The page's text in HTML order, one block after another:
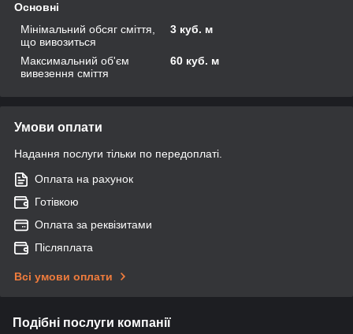
Основні
Мінімальний обсяг сміття,
що вивозиться
3 куб. м
Максимальний об'єм
вивезення сміття
60 куб. м
Умови оплати
Надання послуги тільки по передоплаті.
Оплата на рахунок
Готівкою
Оплата за реквізитами
Післяплата
Всі умови оплати
Подібні послуги компанії